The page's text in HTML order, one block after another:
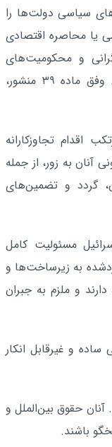
سیاسی دولت‌ها را
یا محاصره اقتصادی
و محکومیت‌های
توخالی کافی نیست. شورا باید اقدام کند. وفق ماده ۳۹ منشور،
اقدام تجاوزکارانه
آنان به زور، از جمله
گردد و تضمین‌های
مسئولیت کامل
به زیرساخت‌ها و
و ملزم به جبران
و غیرقابل انکار
آنان حقوق بین‌الملل و
باشند.